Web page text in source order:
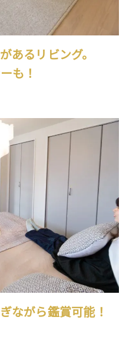
あるリビング。
も！
ながら鑑賞可能！